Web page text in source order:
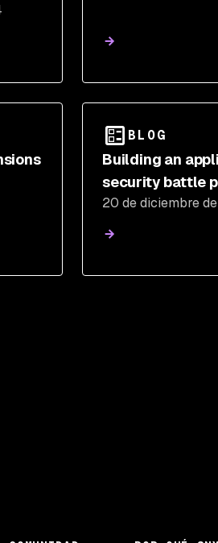
BLOG
Building an
security battle
Home Alone
20 de diciembre